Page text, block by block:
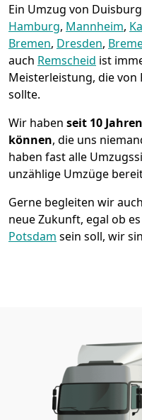
Ein Umzug von
Hamburg, Mannheim,
Bremen, Dresden,
auch Remscheid ist
Meisterleistung, die
sollte.
Wir haben seit 10
können, die uns
haben fast alle
unzählige Umzüge
Gerne begleiten wir
neue Zukunft, egal ob es
Potsdam sein soll, wir